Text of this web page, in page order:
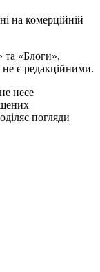
на комерційній
та «Блоги»,
не є редакційними.
несе
погляди